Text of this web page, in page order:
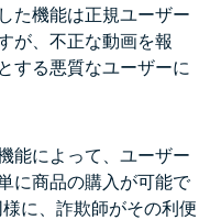
た機能は正規ユーザー
が、不正な動画を報
する悪質なユーザーに
能によって、ユーザー
に商品の購入が可能で
に、詐欺師がその利便